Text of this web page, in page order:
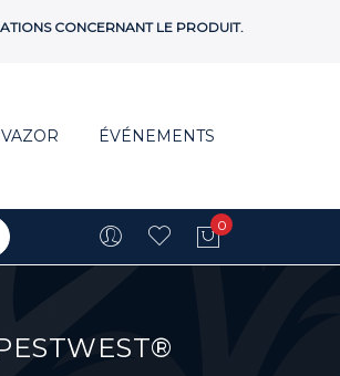
CONCERNANT LE PRODUIT.
ÉVÉNEMENTS
Mon
0